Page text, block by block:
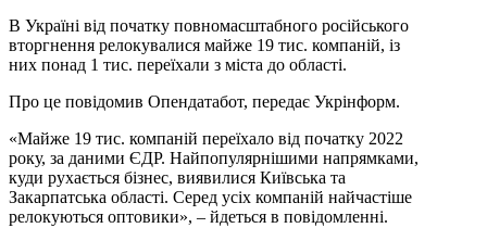
В Україні від початку повномасштабного російського
вторгнення релокувалися майже 19 тис. компаній, із
них понад 1 тис. переїхали з міста до області.
Про це повідомив Опендатабот, передає Укрінформ.
«Майже 19 тис. компаній переїхало від початку 2022
року, за даними ЄДР. Найпопулярнішими напрямками,
куди рухається бізнес, виявилися Київська та
Закарпатська області. Серед усіх компаній найчастіше
релокуються оптовики», – йдеться в повідомленні.